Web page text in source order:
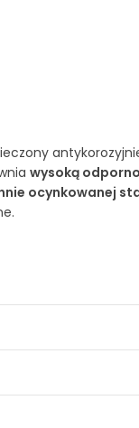
wysoką
ocynkowanej